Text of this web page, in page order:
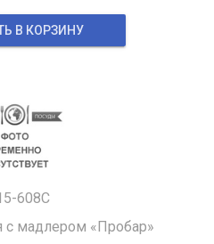
В КОРЗИНУ
608C
мадлером «Пробар»